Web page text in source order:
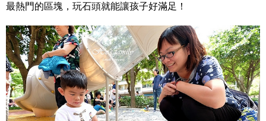
最熱門的區塊，玩石頭就能讓孩子好滿足！